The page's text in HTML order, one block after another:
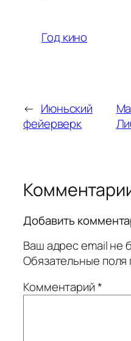
Год кино
← Июньский
фейерверк
Добавить
Ваш адрес email не
Обязательные
Комментарий*